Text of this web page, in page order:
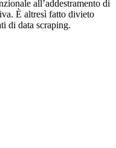
all’addestramento di
È altresì fatto divieto
di data scraping.